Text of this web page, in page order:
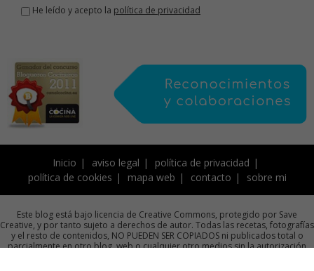
He leído y acepto la política de privacidad
Inicio aviso legal
política de privacidad
política de cookies
mapa web contacto sobre mi
Este blog está bajo licencia de Creative Commons, protegido por Save
Creative, y por tanto sujeto a derechos de autor. Todas las recetas, fotografías
y el resto de contenidos, NO PUEDEN SER COPIADOS ni publicados total o
parcialmente en otro blog, web o cualquier otro medios sin la autorización